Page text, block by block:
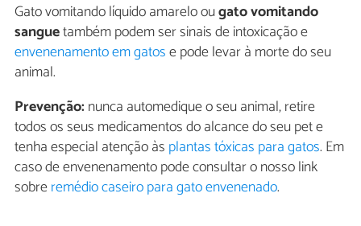
Gato vomitando líquido amarelo ougato vomitando
sanguetambém podem ser sinais de intoxicação e
envenenamento em gatose pode levar à morte do seu
animal.
Prevenção:nunca automedique o seu animal, retire
todos os seus medicamentos do alcance do seu pet e
tenha especial atenção às plantas tóxicas para gatos. Em
caso de envenenamento pode consultar o nosso link
sobreremédio caseiro para gato envenenado.